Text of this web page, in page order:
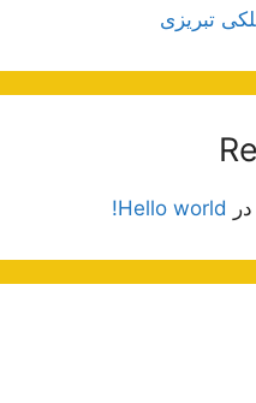
تبریزی
در Hello world!